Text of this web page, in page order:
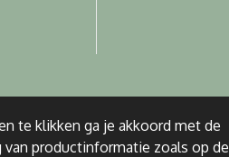
te klikken ga je akkoord met de
van productinformatie zoals op de